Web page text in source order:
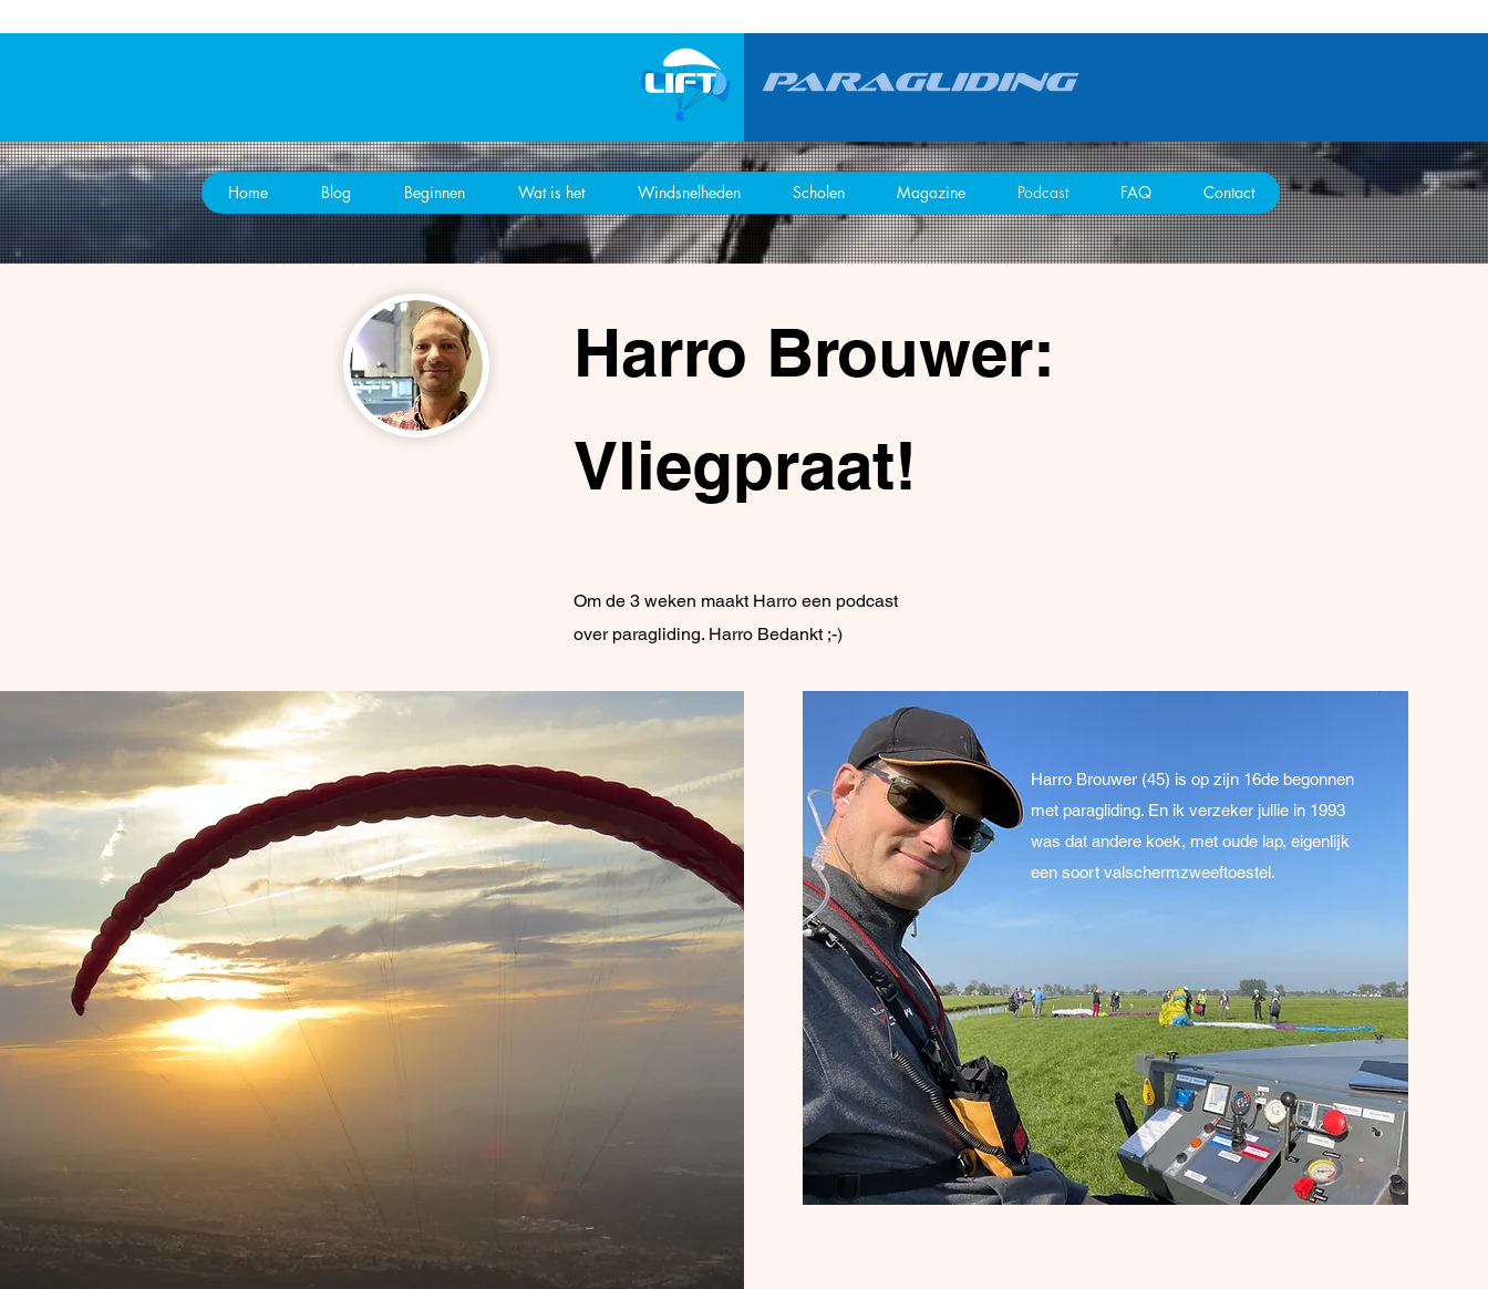
Home Blog Beginnen Wat is het Windsnelheden Scholen Magazine Podcast FAQ Contact
Harro Brouwer:
Vliegpraat!
Om de 3 weken maakt Harro een podcast
over paragliding. Harro Bedankt ;-)
Harro Brouwer (45) is op zijn 16de begonnen
met paragliding. En ik verzeker jullie in 1993
was dat andere koek, met oude lap, eigenlijk
een soort valschermzweeftoestel.